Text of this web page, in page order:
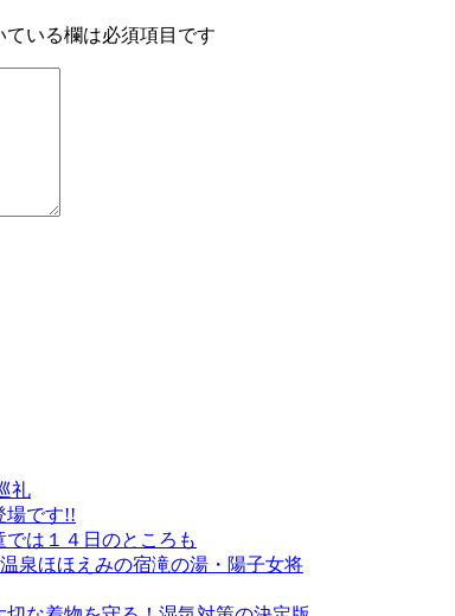
ている欄は必須項目です
礼
場です!!
は１４日のところも
泉ほほえみの宿滝の湯・陽子女将